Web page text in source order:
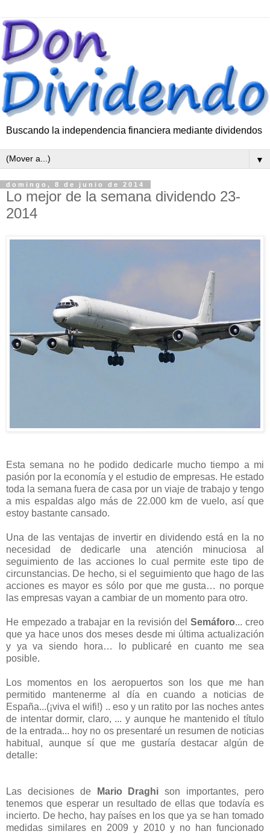
Buscando la independencia financiera mediante dividendos
▼
domingo, 8 de junio de 2014
Lo mejor de la semana dividendo 23-
2014
Esta semana no he podido dedicarle mucho tiempo a mi
pasión por la economía y el estudio de empresas. He estado
toda la semana fuera de casa por un viaje de trabajo y tengo
a mis espaldas algo más de 22.000 km de vuelo, así que
estoy bastante cansado.
Una de las ventajas de invertir en dividendo está en la no
necesidad de dedicarle una atención minuciosa al
seguimiento de las acciones lo cual permite este tipo de
circunstancias. De hecho, si el seguimiento que hago de las
acciones es mayor es sólo por que me gusta… no porque
las empresas vayan a cambiar de un momento para otro.
He empezado a trabajar en la revisión delSemáforo... creo
que ya hace unos dos meses desde mi última actualización
y ya va siendo hora… lo publicaré en cuanto me sea
posible.
Los momentos en los aeropuertos son los que me han
permitido mantenerme al día en cuando a noticias de
España...(¡viva el wifi!) .. eso y un ratito por las noches antes
de intentar dormir, claro, ... y aunque he mantenido el título
de la entrada... hoy no os presentaré un resumen de noticias
habitual, aunque sí que me gustaría destacar algún de
detalle:
Las decisiones de Mario Draghi son importantes, pero
tenemos que esperar un resultado de ellas que todavía es
incierto. De hecho, hay países en los que ya se han tomado
medidas similares en 2009 y 2010 y no han funcionado